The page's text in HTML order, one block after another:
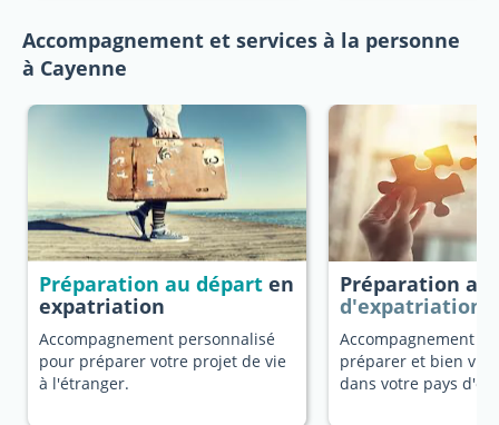
Accompagnement et services à la personne
à Cayenne
Préparation au départ en
expatriation
Accompagnement personnalisé
pour préparer votre projet de vie
à l'étranger.
Préparation au
d'expatriation
Accompagnement
préparer et bien
dans votre pays